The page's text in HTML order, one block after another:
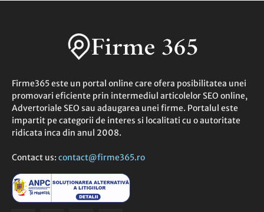
Firme365 este un portal online care ofera posibilitatea unei
promovari eficiente prin intermediul articolelor SEO online,
Advertoriale SEO sau adaugarea unei firme. Portalul este
impartit pe categorii de interes si localitati cu o autoritate
ridicata inca din anul 2008.
Contact us: contact@firme365.ro